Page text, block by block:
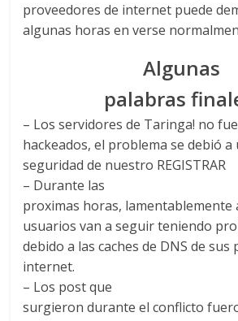
proveedores de internet puede
algunas horas en verse
Algunas
palabras
– Los servidores de Taringa! no
hackeados, el problema se debió a
seguridad de nuestro REGISTRAR
– Durante las
proximas horas, lamentablemente
usuarios van a seguir teniendo
debido a las caches de DNS de sus
internet.
– Los post que
surgieron durante el conflicto